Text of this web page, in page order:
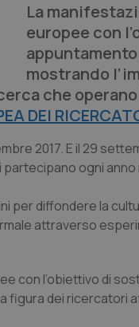
La
europee con
mostrando
che
DEI
2017. E il 29
ogni
per diffondere la
attraverso
con l’obiettivo di
figura dei ricercatori